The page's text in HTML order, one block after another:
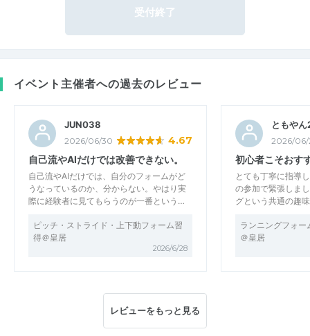
受付終了
イベント主催者への過去のレビュー
JUN038
2026/06/30 4.67
自己流やAIだけでは改善できない。
自己流やAIだけでは、自分のフォームがど
うなっているのか、分からない。やはり実
際に経験者に見てもらうのが一番という…
ピッチ・ストライド・上下動フォーム習
得＠皇居
2026/6/28
ともや
2026/06/
初心者こそおす
とても丁寧に指導
の参加で緊張しま
グという共通の趣
ランニングフォー
＠皇居
レビューをもっと見る